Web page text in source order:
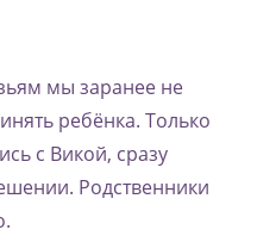
мы заранее не
ребёнка. Только
с Викой, сразу
Родственники